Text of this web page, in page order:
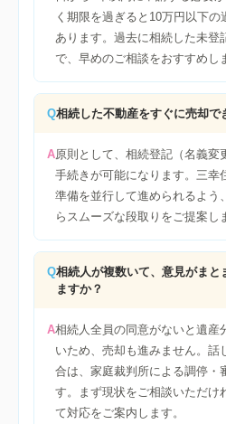
く期限を過ぎると10万円以下
あります。過去に相続した未登
で、早めのご相談をおすすめし
Q相続した不動産をすぐに売却で
A原則として、相続登記（名義変
手続きが可能になります。三幸
準備を並行して進められるよう
らスムーズな段取りをご提案し
Q相続人が複数いて、意見がまと
ますか？
A相続人全員の同意がないと遺産
いため、売却も進みません。話
合は、家庭裁判所による調停・
す。まず現状をご相談いただけ
て対応をご案内します。